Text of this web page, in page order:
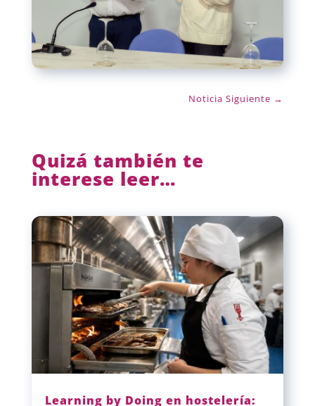
Noticia Siguiente →
Quizá también te
interese leer…
Learning by Doing en hostelería: